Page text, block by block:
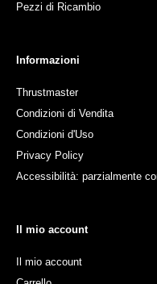
Pezzi di Ricambio
Informazioni
Thrustmaster
Condizioni di Vendita
Condizioni d'Uso
Privacy Policy
Accessibilità: parzialmente
Il mio account
Il mio account